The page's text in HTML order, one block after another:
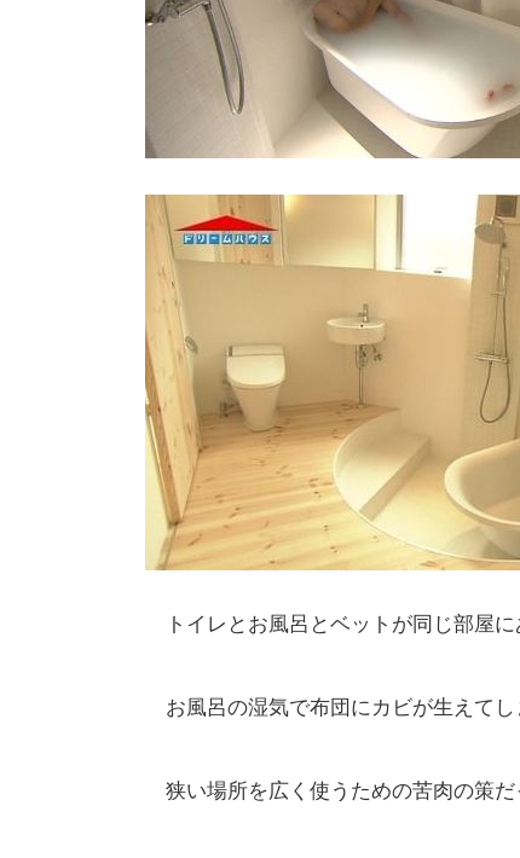
トイレとお風呂とベットが同じ部屋
お風呂の湿気で布団にカビが生えてし
狭い場所を広く使うための苦肉の策